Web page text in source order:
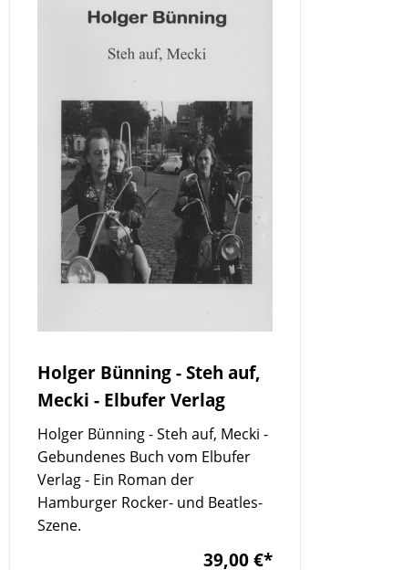
Holger Bünning - Steh auf,
Mecki - Elbufer Verlag
Holger Bünning - Steh auf, Mecki -
Gebundenes Buch vom Elbufer
Verlag - Ein Roman der
Hamburger Rocker- und Beatles-
Szene.
39,00 €*